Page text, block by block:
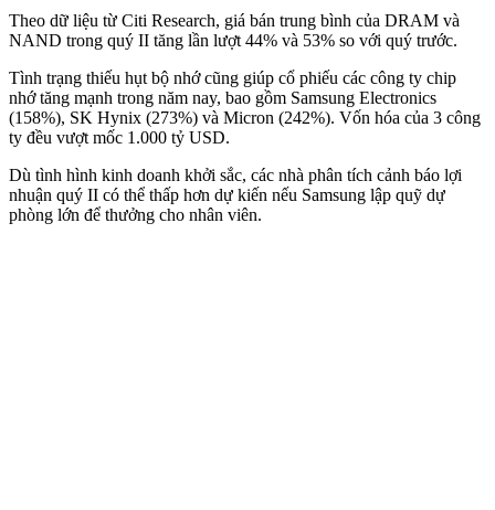
Theo dữ liệu từ Citi Research, giá bán trung bình của DRAM và
NAND trong quý II tăng lần lượt 44% và 53% so với quý trước.
Tình trạng thiếu hụt bộ nhớ cũng giúp cổ phiếu các công ty chip
nhớ tăng mạnh trong năm nay, bao gồm Samsung Electronics
(158%), SK Hynix (273%) và Micron (242%). Vốn hóa của 3 công
ty đều vượt mốc 1.000 tỷ USD.
Dù tình hình kinh doanh khởi sắc, các nhà phân tích cảnh báo lợi
nhuận quý II có thể thấp hơn dự kiến nếu Samsung lập quỹ dự
phòng lớn để thưởng cho nhân viên.